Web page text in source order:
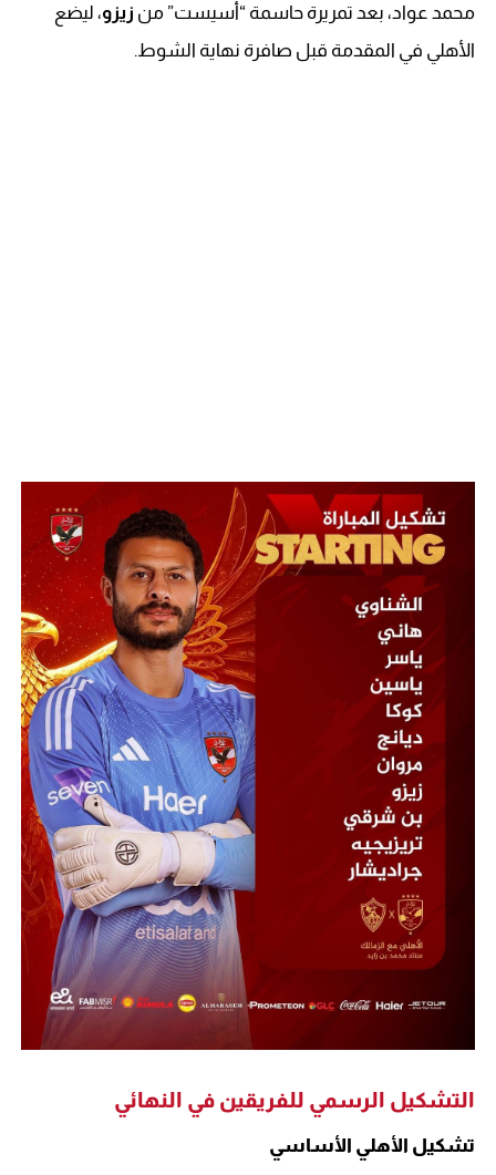
محمد عواد، بعد تمريرة حاسمة “أسيست” من زيزو، ليضع
الأهلي في المقدمة قبل صافرة نهاية الشوط.
التشكيل الرسمي للفريقين في النهائي
تشكيل الأهلي الأساسي